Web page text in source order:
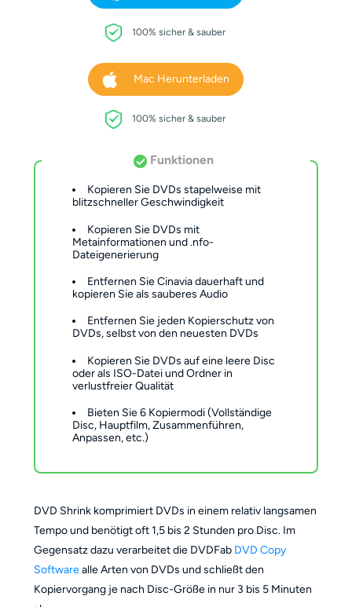
100% sicher & sauber
Mac Herunterladen
100% sicher & sauber
Funktionen
Kopieren Sie DVDs stapelweise mit
blitzschneller Geschwindigkeit
Kopieren Sie DVDs mit
Metainformationen und .nfo-
Dateigenerierung
Entfernen Sie Cinavia dauerhaft und
kopieren Sie als sauberes Audio
Entfernen Sie jeden Kopierschutz von
DVDs, selbst von den neuesten DVDs
Kopieren Sie DVDs auf eine leere Disc
oder als ISO-Datei und Ordner in
verlustfreier Qualität
Bieten Sie 6 Kopiermodi (Vollständige
Disc, Hauptfilm, Zusammenführen,
Anpassen, etc.)
DVD Shrink komprimiert DVDs in einem relativ langsamen
Tempo und benötigt oft 1,5 bis 2 Stunden pro Disc. Im
Gegensatz dazu verarbeitet die DVDFab DVD Copy
Softwarealle Arten von DVDs und schließt den
Kopiervorgang je nach Disc-Größe in nur 3 bis 5 Minuten